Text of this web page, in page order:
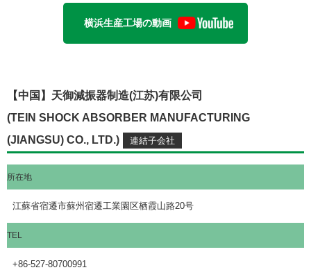
横浜生産工場の動画
【中国】天御減振器制造(江苏)有限公司
(TEIN SHOCK ABSORBER MANUFACTURING
(JIANGSU) CO., LTD.)
所在地
江蘇省宿遷市蘇州宿遷工業園区栖霞山路20号
TEL
+86-527-80700991